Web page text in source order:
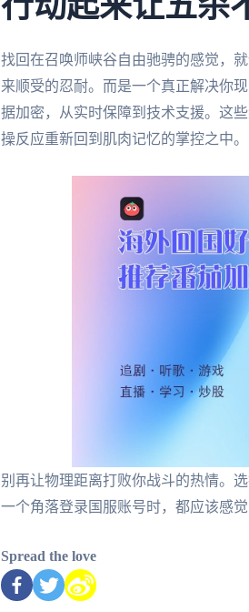
行动起来让五杀
找回在召唤师峡谷自由驰骋的感觉，
来顺受的忍耐。而是一个真正解决你
据加密，从实时保障到技术支援。这
操反应重新回到肌肉记忆的掌控之中。
别再让物理距离打败你战斗的热情。
一个角落登录国服账号时，都应该感
Spread the love